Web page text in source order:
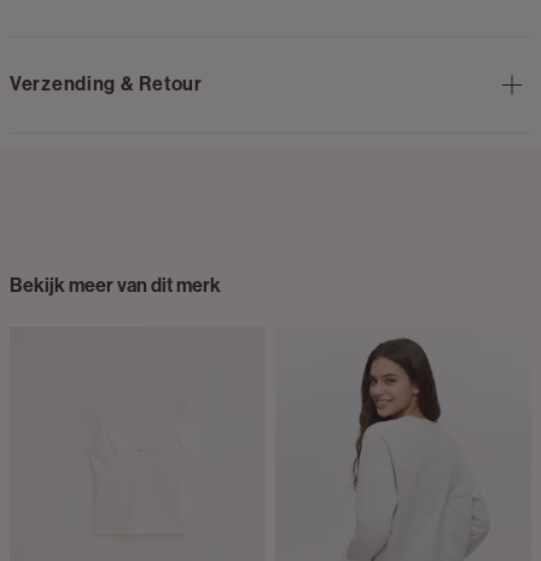
Verzending & Retour
Bekijk meer van dit merk